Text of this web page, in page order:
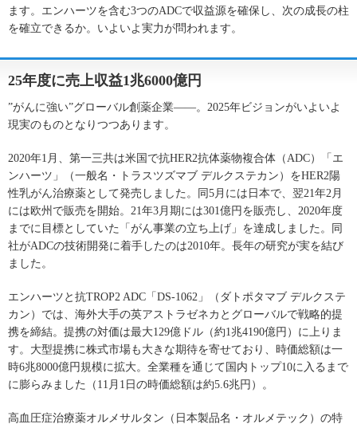
ます。エンハーツを含む3つのADCで収益源を確保し、次の成長の柱
を確立できるか。いよいよ実力が問われます。
25年度に売上収益1兆6000億円
”がんに強い”グローバル創薬企業――。2025年ビジョンがいよいよ
現実のものとなりつつあります。
2020年1月、第一三共は米国で抗HER2抗体薬物複合体（ADC）「エ
ンハーツ」（一般名・トラスツズマブ デルクステカン）をHER2陽
性乳がん治療薬として発売しました。同5月には日本で、翌21年2月
には欧州で販売を開始。21年3月期には301億円を販売し、2020年度
までに目標としていた「がん事業の立ち上げ」を達成しました。同
社がADCの技術開発に着手したのは2010年。長年の研究が実を結び
ました。
エンハーツと抗TROP2 ADC「DS-1062」（ダトポタマブ デルクステ
カン）では、海外大手の英アストラゼネカとグローバルで戦略的提
携を締結。提携の対価は最大129億ドル（約1兆4190億円）に上りま
す。大型提携に株式市場も大きな期待を寄せており、時価総額は一
時6兆8000億円規模に拡大。全業種を通じて国内トップ10に入るまで
に膨らみました（11月1日の時価総額は約5.6兆円）。
高血圧症治療薬オルメサルタン（日本製品名・オルメテック）の特